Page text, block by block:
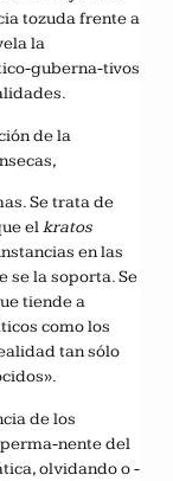
tozuda frente a
la
guberna-tivos
de la
Se trata de
elkratos
en las
se la soporta. Se
tiende a
como los
tan sólo
de los
nente del
olvidando o -